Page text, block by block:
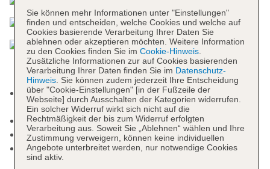
Kurtaxe/Ökotaxe/Touristensteuer zahlbar vor Ort:
Fremdanbieter, pro Nacht ab 5 USD
Check-in Zeit ab 14:00 Uhr
Check-out Zeit bis 11:00 Uhr
Early Check-in: gegen Gebühr, Anfrage &
Reservierung notwendig
Sie können mehr Informationen unter "Einstellungen"
finden und entscheiden, welche Cookies und welche auf
Cookies basierende Verarbeitung Ihrer Daten Sie
ablehnen oder akzeptieren möchten. Weitere Information
zu den Cookies finden Sie im Cookie-Hinweis.
Zusätzliche Informationen zur auf Cookies basierenden
Verarbeitung Ihrer Daten finden Sie im Datenschutz-
Hinweis. Sie können zudem jederzeit Ihre Entscheidung
über "Cookie-Einstellungen" [in der Fußzeile der
Webseite] durch Ausschalten der Kategorien widerrufen.
Ein solcher Widerruf wirkt sich nicht auf die
Rechtmäßigkeit der bis zum Widerruf erfolgten
Verarbeitung aus. Soweit Sie „Ablehnen“ wählen und Ihre
Zustimmung verweigern, können keine individuellen
Angebote unterbreitet werden, nur notwendige Cookies
sind aktiv.